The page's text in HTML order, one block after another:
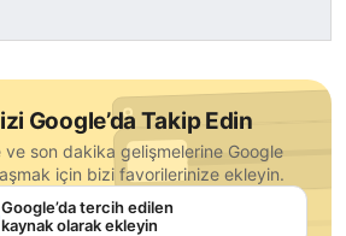
Google’da Takip Edin
ve son dakika gelişmelerine Google
için bizi favorilerinize ekleyin.
Google’da tercih edilen
kaynak olarak ekleyin